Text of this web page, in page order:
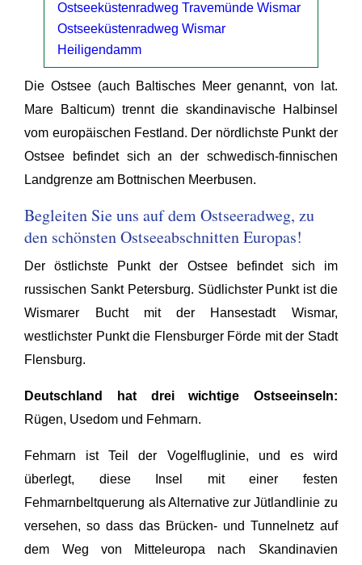
Ostseeküstenradweg Travemünde Wismar
Ostseeküstenradweg Wismar
Heiligendamm
Die Ostsee (auch Baltisches Meer genannt, von lat.
Mare Balticum) trennt die skandinavische Halbinsel
vom europäischen Festland. Der nördlichste Punkt der
Ostsee befindet sich an der schwedisch-finnischen
Landgrenze am Bottnischen Meerbusen.
Begleiten Sie uns auf dem Ostseeradweg, zu
den schönsten Ostseeabschnitten Europas!
Der östlichste Punkt der Ostsee befindet sich im
russischen Sankt Petersburg. Südlichster Punkt ist die
Wismarer Bucht mit der Hansestadt Wismar,
westlichster Punkt die Flensburger Förde mit der Stadt
Flensburg.
Deutschland hat drei wichtige Ostseeinseln:
Rügen, Usedom und Fehmarn.
Fehmarn ist Teil der Vogelfluglinie, und es wird
überlegt, diese Insel mit einer festen
Fehmarnbeltquerung als Alternative zur Jütlandlinie zu
versehen, so dass das Brücken- und Tunnelnetz auf
dem Weg von Mitteleuropa nach Skandinavien